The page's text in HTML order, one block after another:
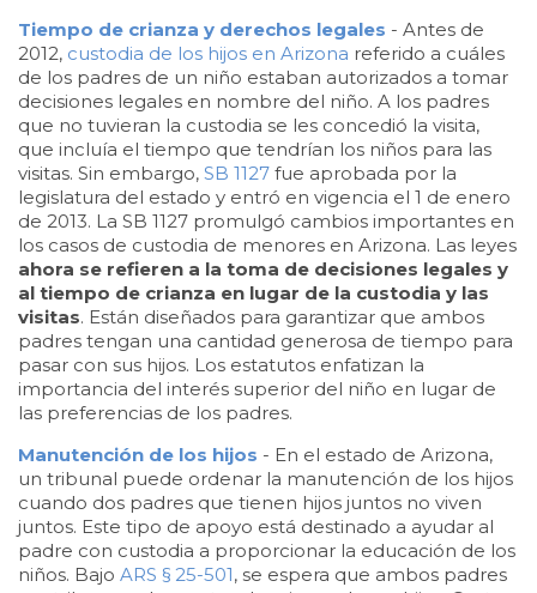
Tiempo de crianza y derechos legales - Antes de
2012, custodia de los hijos en Arizona referido a cuáles
de los padres de un niño estaban autorizados a tomar
decisiones legales en nombre del niño. A los padres
que no tuvieran la custodia se les concedió la visita,
que incluía el tiempo que tendrían los niños para las
visitas. Sin embargo, SB 1127 fue aprobada por la
legislatura del estado y entró en vigencia el 1 de enero
de 2013. La SB 1127 promulgó cambios importantes en
los casos de custodia de menores en Arizona. Las leyes
ahora se refieren a la toma de decisiones legales y
al tiempo de crianza en lugar de la custodia y las
visitas. Están diseñados para garantizar que ambos
padres tengan una cantidad generosa de tiempo para
pasar con sus hijos. Los estatutos enfatizan la
importancia del interés superior del niño en lugar de
las preferencias de los padres.
Manutención de los hijos - En el estado de Arizona,
un tribunal puede ordenar la manutención de los hijos
cuando dos padres que tienen hijos juntos no viven
juntos. Este tipo de apoyo está destinado a ayudar al
padre con custodia a proporcionar la educación de los
niños. Bajo ARS § 25-501, se espera que ambos padres